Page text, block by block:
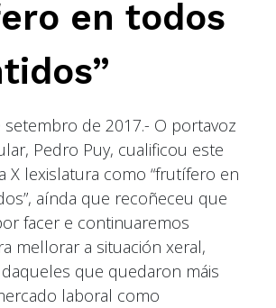
en todos
setembro de 2017.- O portavoz
Pedro Puy, cualificou este
X lexislatura como “frutífero en
aínda que recoñeceu que
facer e continuaremos
mellorar a situación xeral,
que quedaron máis
laboral como